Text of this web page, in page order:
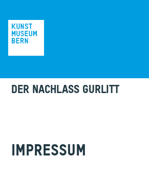
DER NACHLASS GURLITT
IMPRESSUM